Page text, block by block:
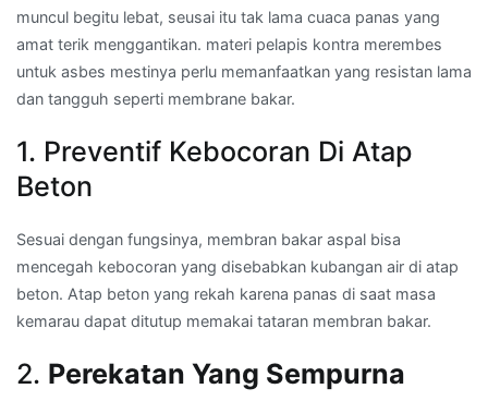
muncul begitu lebat, seusai itu tak lama cuaca panas yang
amat terik menggantikan. materi pelapis kontra merembes
untuk asbes mestinya perlu memanfaatkan yang resistan lama
dan tangguh seperti membrane bakar.
1. Preventif Kebocoran Di Atap
Beton
Sesuai dengan fungsinya, membran bakar aspal bisa
mencegah kebocoran yang disebabkan kubangan air di atap
beton. Atap beton yang rekah karena panas di saat masa
kemarau dapat ditutup memakai tataran membran bakar.
2. Perekatan Yang Sempurna